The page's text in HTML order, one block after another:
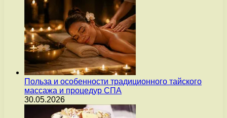
Польза и особенности традиционного тайского
массажа и процедур СПА
30.05.2026